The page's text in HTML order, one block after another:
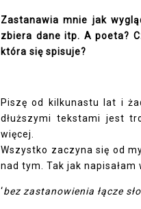
Zastanawia mnie jak
zbiera dane itp. A poeta?
która się spisuje?
Piszę od kilkunastu lat i
dłuższymi tekstami jest
więcej.
Wszystko zaczyna się od
nad tym. Tak jak
‘bez zastanowienia łącze